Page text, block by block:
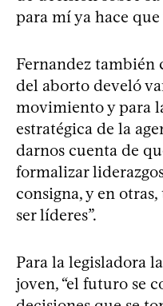
para mí ya hace que
Fernandez también
del aborto develó
movimiento y para
estratégica de la
darnos cuenta de
formalizar
consigna, y en
ser líderes”.
Para la legisladora
joven, “el futuro se